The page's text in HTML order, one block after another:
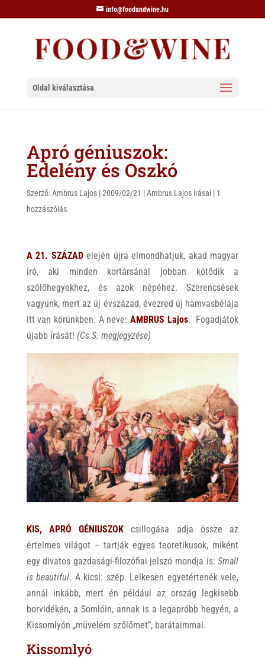
info@foodandwine.hu
Oldal kiválasztása
Apró géniuszok:
Edelény és Oszkó
Szerző:Ambrus Lajos|2009/02/21 |Ambrus Lajos írásai| 1
hozzászólás
A 21. SZÁZADelején újra elmondhatjuk, akad magyar
író, aki minden kortársánál jobban kötődik a
szőlőhegyekhez, és azok népéhez. Szerencsések
vagyunk, mert az új évszázad, évezred új hamvasbélája
itt van körünkben. A neve:AMBRUS Lajos. Fogadjátok
újabb írását! (Cs.S. megjegyzése)
KIS, APRÓ GÉNIUSZOK csillogása adja össze az
értelmes világot – tartják egyes teoretikusok, miként
egy divatos gazdasági-filozófiai jelszó mondja is:Small
is beautiful. A kicsi: szép. Lelkesen egyetértenék vele,
annál inkább, mert én például az ország legkisebb
borvidékén, a Somlóin, annak is a legapróbb hegyén, a
Kissomlyón „művelém szőlőmet”, barátaimmal.
Kissomlyó